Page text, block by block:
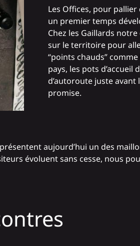
Les Offices, pour
un premier temps
Chez les Gaillards
sur le territoire pour
“points chauds”
pays, les pots d’accueil
d’autoroute juste
promise.
aujourd’hui un des
évoluent sans cesse, nous